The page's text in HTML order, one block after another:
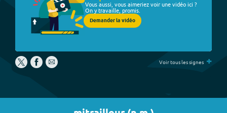
Vous aussi, vous aimeriez voir une vidéo ici ?
On y travaille, promis.
Demander la vidéo
Voir tous les signes +